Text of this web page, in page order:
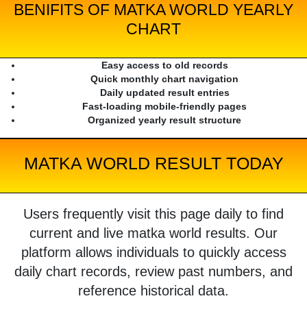
BENIFITS OF MATKA WORLD YEARLY
CHART
Easy access to old records
Quick monthly chart navigation
Daily updated result entries
Fast-loading mobile-friendly pages
Organized yearly result structure
MATKA WORLD RESULT TODAY
Users frequently visit this page daily to find
current and live matka world results. Our
platform allows individuals to quickly access
daily chart records, review past numbers, and
reference historical data.